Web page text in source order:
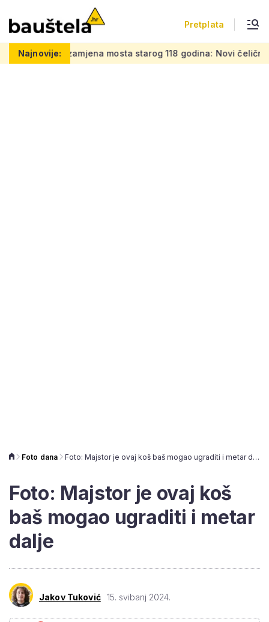
Pretplata
Najnovije:
mosta starog 118 godina: Novi čelični poluluk lebdi
Foto dana Foto: Majstor je ovaj koš baš mogao ugraditi i metar dalje
Foto: Majstor je ovaj koš
baš mogao ugraditi i metar
dalje
Jakov Tuković 15. svibanj 2024.